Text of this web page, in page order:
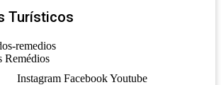
Turísticos
Remédios
Instagram Facebook Youtube